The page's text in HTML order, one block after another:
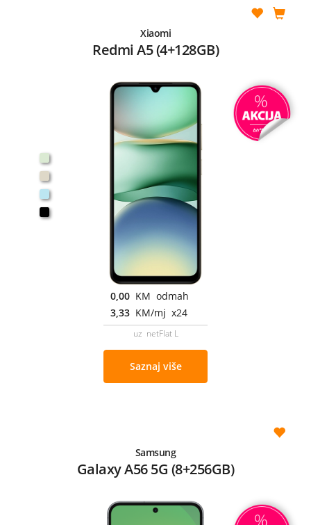
Xiaomi
Redmi A5 (4+128GB)
0,00 KM odmah
3,33 KM/mj x24
uz netFlat L
Saznaj više
Samsung
Galaxy A56 5G (8+256GB)